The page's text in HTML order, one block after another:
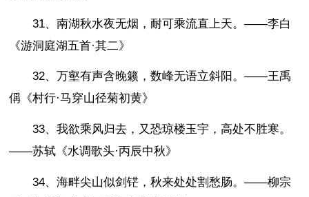
31、南湖秋水夜无烟，耐可乘流直上天。——李白
《游洞庭湖五首·其二》
32、万壑有声含晚籁，数峰无语立斜阳。——王禹
偁《村行·马穿山径菊初黄》
33、我欲乘风归去，又恐琼楼玉宇，高处不胜寒。
——苏轼《水调歌头·丙辰中秋》
34、海畔尖山似剑铓，秋来处处割愁肠。——柳宗